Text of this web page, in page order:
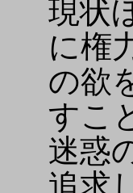
現状
に権
の欲
すこ
迷惑
追求